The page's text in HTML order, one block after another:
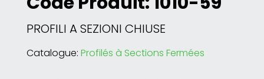
PROFILI A SEZIONI CHIUSE
Catalogue: Profilés à Sections Fermées